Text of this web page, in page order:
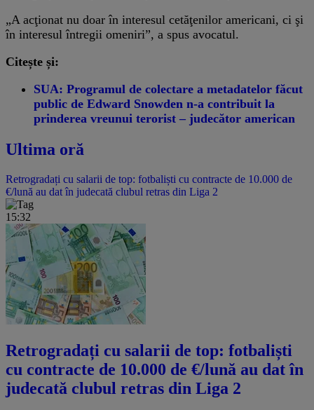
„A acţionat nu doar în interesul cetăţenilor americani, ci şi
în interesul întregii omeniri”, a spus avocatul.
Citește și:
SUA: Programul de colectare a metadatelor făcut
public de Edward Snowden n-a contribuit la
prinderea vreunui terorist – judecător american
Ultima oră
Retrogradați cu salarii de top: fotbaliști cu contracte de 10.000 de
€/lună au dat în judecată clubul retras din Liga 2
15:32
Retrogradați cu salarii de top: fotbaliști
cu contracte de 10.000 de €/lună au dat în
judecată clubul retras din Liga 2